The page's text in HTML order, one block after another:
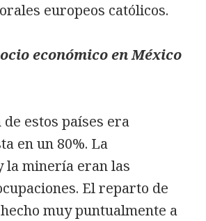
europeos católicos.
económico en México
estos países era
en un 80%. La
la minería eran las
El reparto de
muy puntualmente a